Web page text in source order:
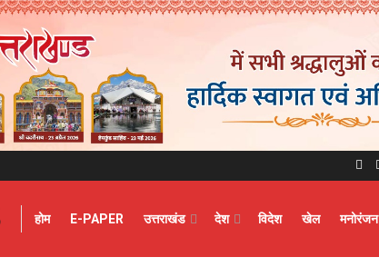
होम E-PAPER उत्तराखंड देश विदेश खेल मनोरंजन